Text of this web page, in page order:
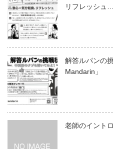
リフレッシュ…
解答ルパンの
Mandarin」
老師のイント